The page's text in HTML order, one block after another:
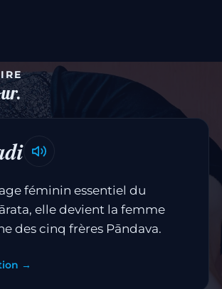
féminin essentiel du
elle devient la femme
des cinq frères Pāndava.
→